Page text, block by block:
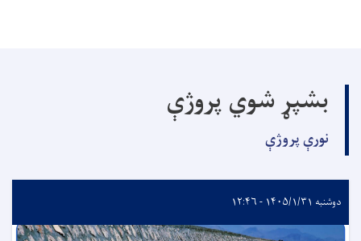
بشپړ شوي پروژې
نورې پروژې
دوشنبه ۱۴۰۵/۱/۳۱ - ۱۲:۴۶